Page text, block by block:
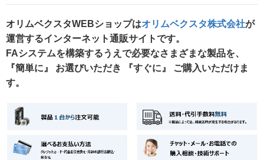
オリムベクスタWEBショップはオリムベクスタ株式会社が
運営するインターネット通販サイトです。
FAシステムを構築するうえで必要なさまざまな製品を、
『簡単に』 お選びいただき 『すぐに』 ご購入いただけま
す。